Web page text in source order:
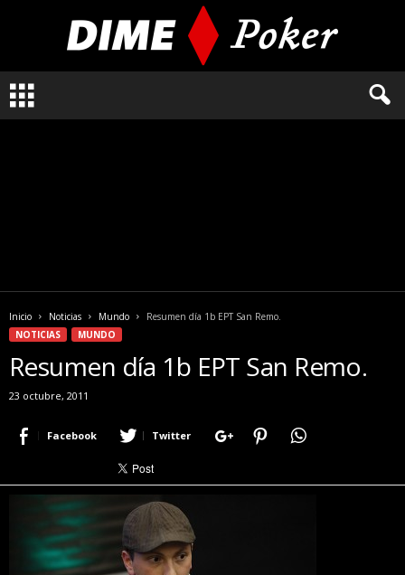
q
t
Inicio Noticias Mundo
Resumen día 1b EPT San Remo.
NOTICIAS
MUNDO
Resumen día 1b EPT San Remo.
23 octubre, 2011
Facebook Twitter